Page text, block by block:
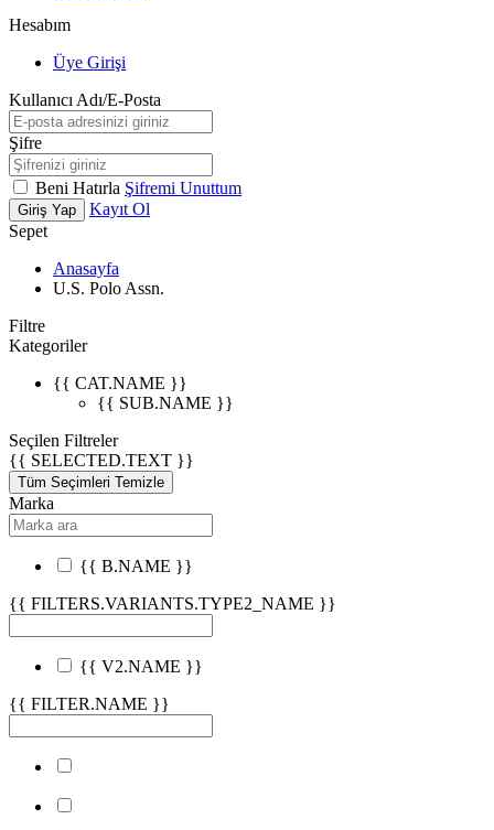
Hesabım
Üye Girişi
Kullanıcı Adı/E-Posta
Şifre
Beni Hatırla Şifremi Unuttum
Giriş Yap
Kayıt Ol
Sepet
Anasayfa
U.S. Polo Assn.
Filtre
Kategoriler
{{ CAT.NAME }}
{{ SUB.NAME }}
Seçilen Filtreler
{{ SELECTED.TEXT }}
Tüm Seçimleri Temizle
Marka
{{ B.NAME }}
{{ FILTERS.VARIANTS.TYPE2_NAME }}
{{ V2.NAME }}
{{ FILTER.NAME }}